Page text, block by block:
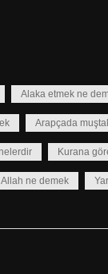
Alaka etmek ne
Arapçada
nelerdir Kurana
ne demek